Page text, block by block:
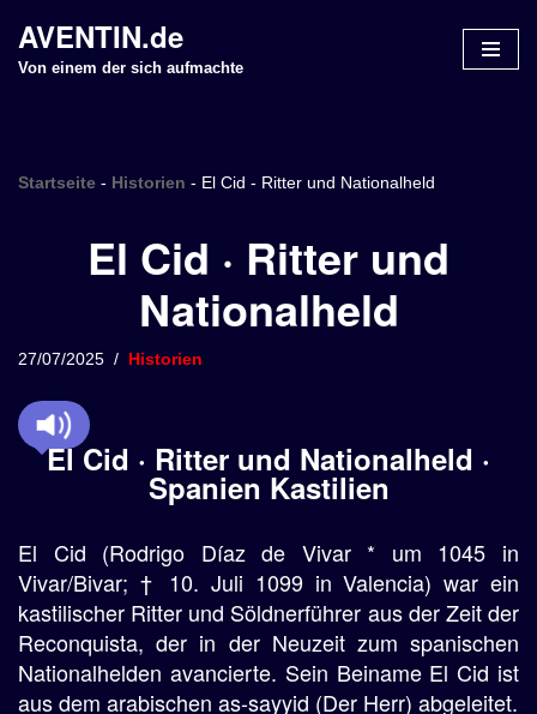
Z
n
p
i
n
AVENTIN.de
Von einem der sich aufmachte
Startseite - Historien - El Cid - Ritter und Nationalheld
El Cid · Ritter und
Nationalheld
27/07/2025 Historien
El Cid · Ritter und Nationalheld ·
Spanien Kastilien
El Cid (Rodrigo Díaz de Vivar * um 1045 in
Vivar/Bivar; † 10. Juli 1099 in Valencia) war ein
kastilischer Ritter und Söldnerführer aus der Zeit der
Reconquista, der in der Neuzeit zum spanischen
Nationalhelden avancierte. Sein Beiname El Cid ist
aus dem arabischen as-sayyid (Der Herr) abgeleitet.